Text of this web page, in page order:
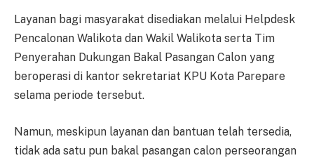
Layanan bagi masyarakat disediakan melalui Helpdesk
Pencalonan Walikota dan Wakil Walikota serta Tim
Penyerahan Dukungan Bakal Pasangan Calon yang
beroperasi di kantor sekretariat KPU Kota Parepare
selama periode tersebut.
Namun, meskipun layanan dan bantuan telah tersedia,
tidak ada satu pun bakal pasangan calon perseorangan